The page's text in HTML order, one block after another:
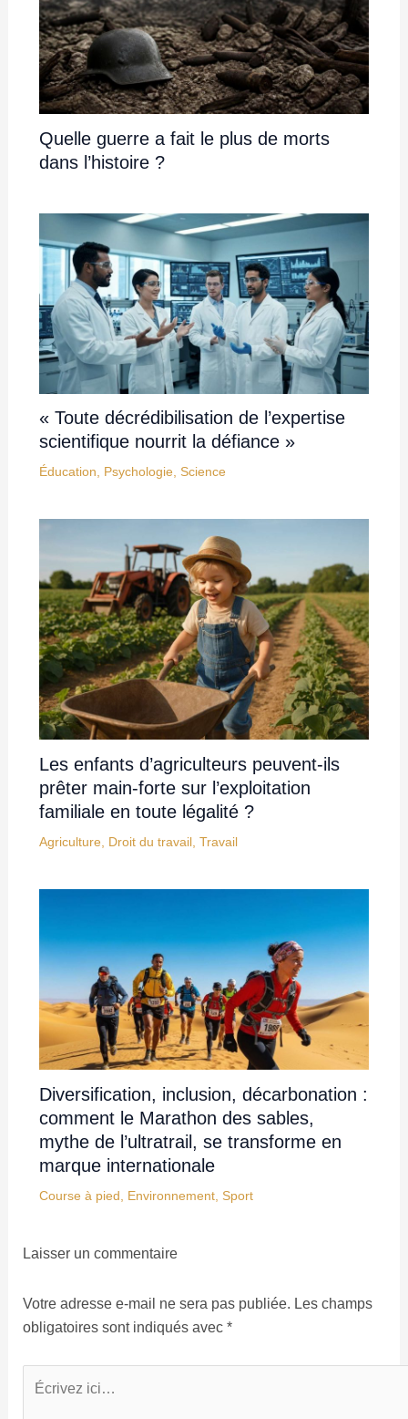
Quelle guerre a fait le plus de morts
dans l’histoire ?
« Toute décrédibilisation de l’expertise
scientifique nourrit la défiance »
Éducation, Psychologie, Science
Les enfants d’agriculteurs peuvent-ils
prêter main-forte sur l’exploitation
familiale en toute légalité ?
Agriculture Droit du travail, Travail
Diversification, inclusion, décarbonation :
comment le Marathon des sables,
mythe de l’ultratrail, se transforme en
marque internationale
Course à pied Environnement, Sport
Laisser un commentaire
Votre adresse e-mail ne sera pas publiée. Les champs
obligatoires sont indiqués avec *